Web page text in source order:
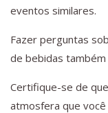
eventos similares.
Fazer perguntas
de bebidas também
Certifique-se de
atmosfera que você